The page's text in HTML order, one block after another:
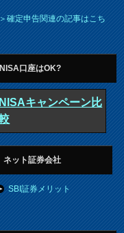
確定申告関連の記事はこち
NISA口座はOK?
NISAキャンペーン比
ネット証券会社
SBI証券メリット